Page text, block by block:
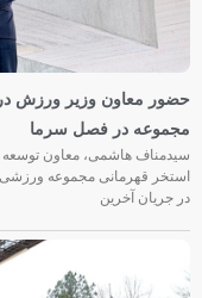
حضور معاون وزیر ورزش در
مجموعه در فصل سرما
سیدمناف هاشمی، معاون توسعه
استخر قهرمانی مجموعه ورزشی
در جریان آخرین